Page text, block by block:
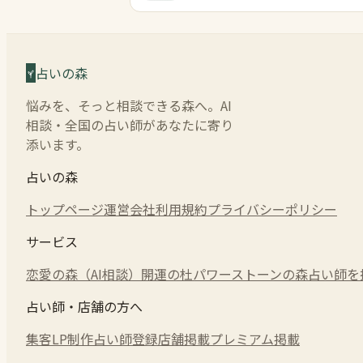
占いの森
悩みを、そっと相談できる森へ。AI
相談・全国の占い師があなたに寄り
添います。
占いの森
トップページ運営会社利用規約プライバシーポリシー
サービス
恋愛の森（AI相談） 開運の杜パワーストーンの森占い師
占い師・店舗の方へ
集客LP制作占い師登録店舗掲載プレミアム掲載